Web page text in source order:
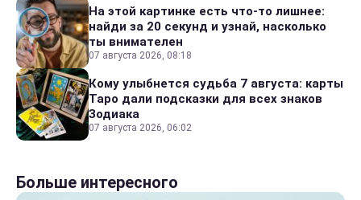
На этой картинке есть что-то лишнее:
найди за 20 секунд и узнай, насколько
ты внимателен
07 августа 2026, 08:18
Кому улыбнется судьба 7 августа: карты
Таро дали подсказки для всех знаков
Зодиака
07 августа 2026, 06:02
Больше интересного